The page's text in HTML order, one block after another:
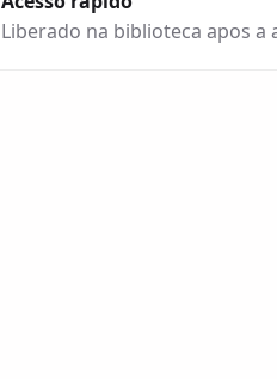
Liberado na biblioteca apos a